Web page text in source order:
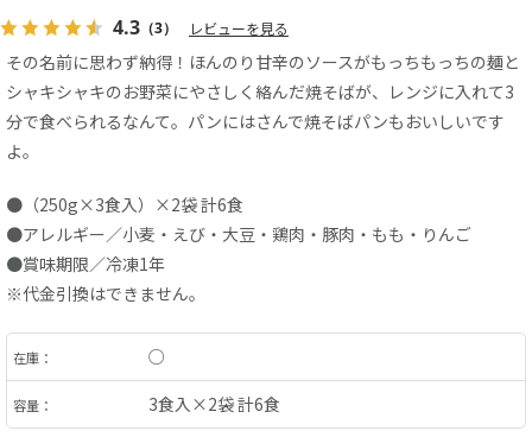
4.3 （3） レビューを見る
その名前に思わず納得！ほんのり甘辛のソースがもっちもっちの麺と
シャキシャキのお野菜にやさしく絡んだ焼そばが、レンジに入れて3
分で食べられるなんて。パンにはさんで焼そばパンもおいしいです
よ。
●（250g×3食入）×2袋 計6食
●アレルギー／小麦・えび・大豆・鶏肉・豚肉・もも・りんご
●賞味期限／冷凍1年
※代金引換はできません。
在庫： ○
容量： 3食入×2袋 計6食